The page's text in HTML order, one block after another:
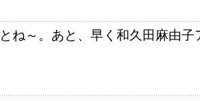
ね～。あと、早く和久田麻由子